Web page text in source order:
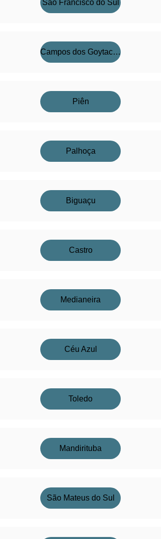
São Francisco do Sul
Campos dos Goytacazes
Piên
Palhoça
Biguaçu
Castro
Medianeira
Céu Azul
Toledo
Mandirituba
São Mateus do Sul